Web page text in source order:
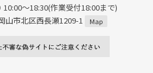
10:00〜18:30(作業受付18:00まで)
市北区西長瀬1209-1
Map